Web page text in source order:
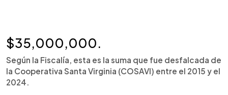
$35,000,000.
Según la Fiscalía, esta es la suma que fue desfalcada de
la Cooperativa Santa Virginia (COSAVI) entre el 2015 y el
2024.